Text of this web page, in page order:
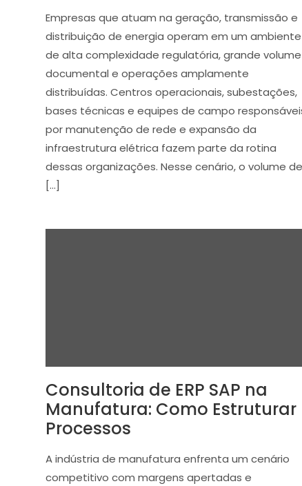
Empresas que atuam na geração, transmissão e
distribuição de energia operam em um ambiente
de alta complexidade regulatória, grande volume
documental e operações amplamente
distribuídas. Centros operacionais, subestações,
bases técnicas e equipes de campo
por manutenção de rede e expansão da
infraestrutura elétrica fazem parte da rotina
dessas organizações. Nesse cenário, o volume de
[…]
Consultoria de ERP SAP na
Manufatura: Como Estruturar
Processos
A indústria de manufatura enfrenta um cenário
competitivo com margens apertadas e